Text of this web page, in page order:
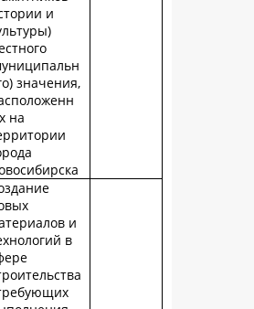
и
значения,
на
и
в